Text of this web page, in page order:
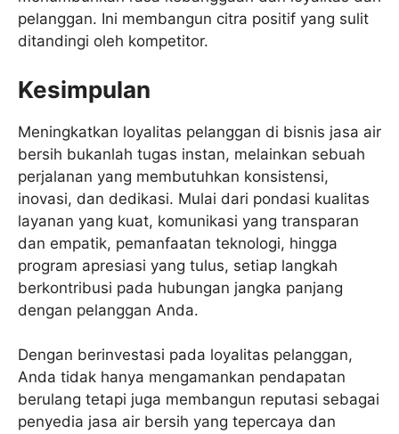
pelanggan. Ini membangun citra positif yang sulit
ditandingi oleh kompetitor.
Kesimpulan
Meningkatkan loyalitas pelanggan di bisnis jasa air
bersih bukanlah tugas instan, melainkan sebuah
perjalanan yang membutuhkan konsistensi,
inovasi, dan dedikasi. Mulai dari pondasi kualitas
layanan yang kuat, komunikasi yang transparan
dan empatik, pemanfaatan teknologi, hingga
program apresiasi yang tulus, setiap langkah
berkontribusi pada hubungan jangka panjang
dengan pelanggan Anda.
Dengan berinvestasi pada loyalitas pelanggan,
Anda tidak hanya mengamankan pendapatan
berulang tetapi juga membangun reputasi sebagai
penyedia jasa air bersih yang tepercaya dan